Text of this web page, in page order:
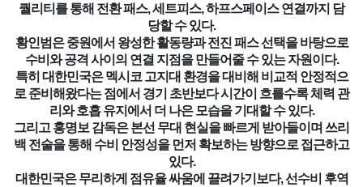
퀄리티를 통해 전환 패스, 세트피스, 하프스페이스 연결까지 담
당할 수 있다.
황인범은 중원에서 왕성한 활동량과 전진 패스 선택을 바탕으로
수비와 공격 사이의 연결 지점을 만들어줄 수 있는 자원이다.
특히 대한민국은 멕시코 고지대 환경을 대비해 비교적 안정적으
로 준비해왔다는 점에서 경기 초반보다 시간이 흐를수록 체력 관
리와 호흡 유지에서 더 나은 모습을 기대할 수 있다.
그리고 홍명보 감독은 본선 무대 현실을 빠르게 받아들이며 쓰리
백 전술을 통해 수비 안정성을 먼저 확보하는 방향으로 접근하고
있다.
대한민국은 무리하게 점유율 싸움에 끌려가기보다, 선수비 후역